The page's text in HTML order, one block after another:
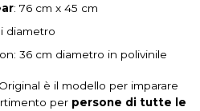
: 76 cm x 45 cm
diametro
36 cm diametro in polivinile
è il modello per imparare
per persone di tutte le